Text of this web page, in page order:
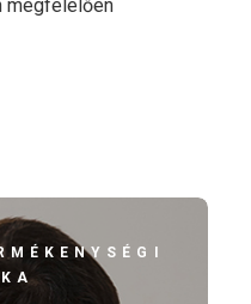
megfelelően